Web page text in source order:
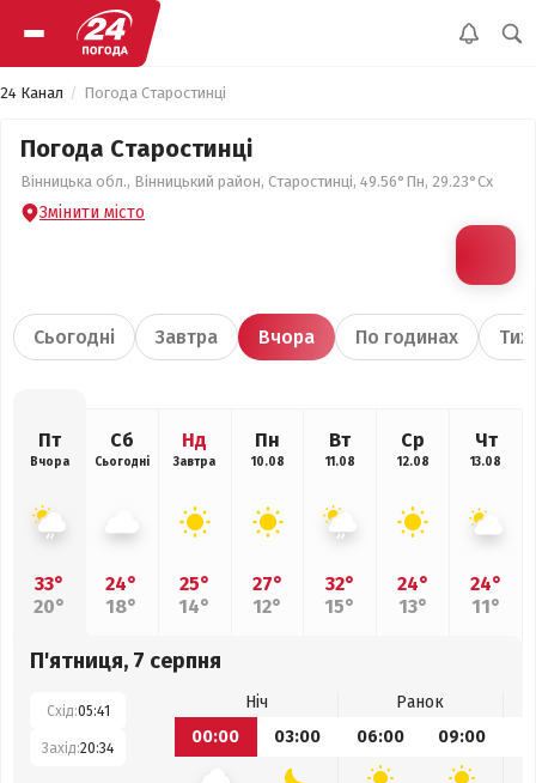
24 Канал Погода Старостинці
Погода Старостинці
Вінницька обл., Вінницький район, Старостинці, 49.56°Пн, 29.23°Сх
Змінити місто
Сьогодні Завтра Вчора По годинах
Пт
Вчора
33°
20°
Сб
Сьогодні
24°
18°
Нд
Завтра
25°
14°
Пн
10.08
27°
12°
Вт
11.08
32°
15°
Ср
12.08
24°
13°
Чт
13.08
24°
11°
П'ятниця, 7 серпня
Схід:05:41
Захід:20:34
Ніч
Ранок
00:00
03:00 06:00 09:00